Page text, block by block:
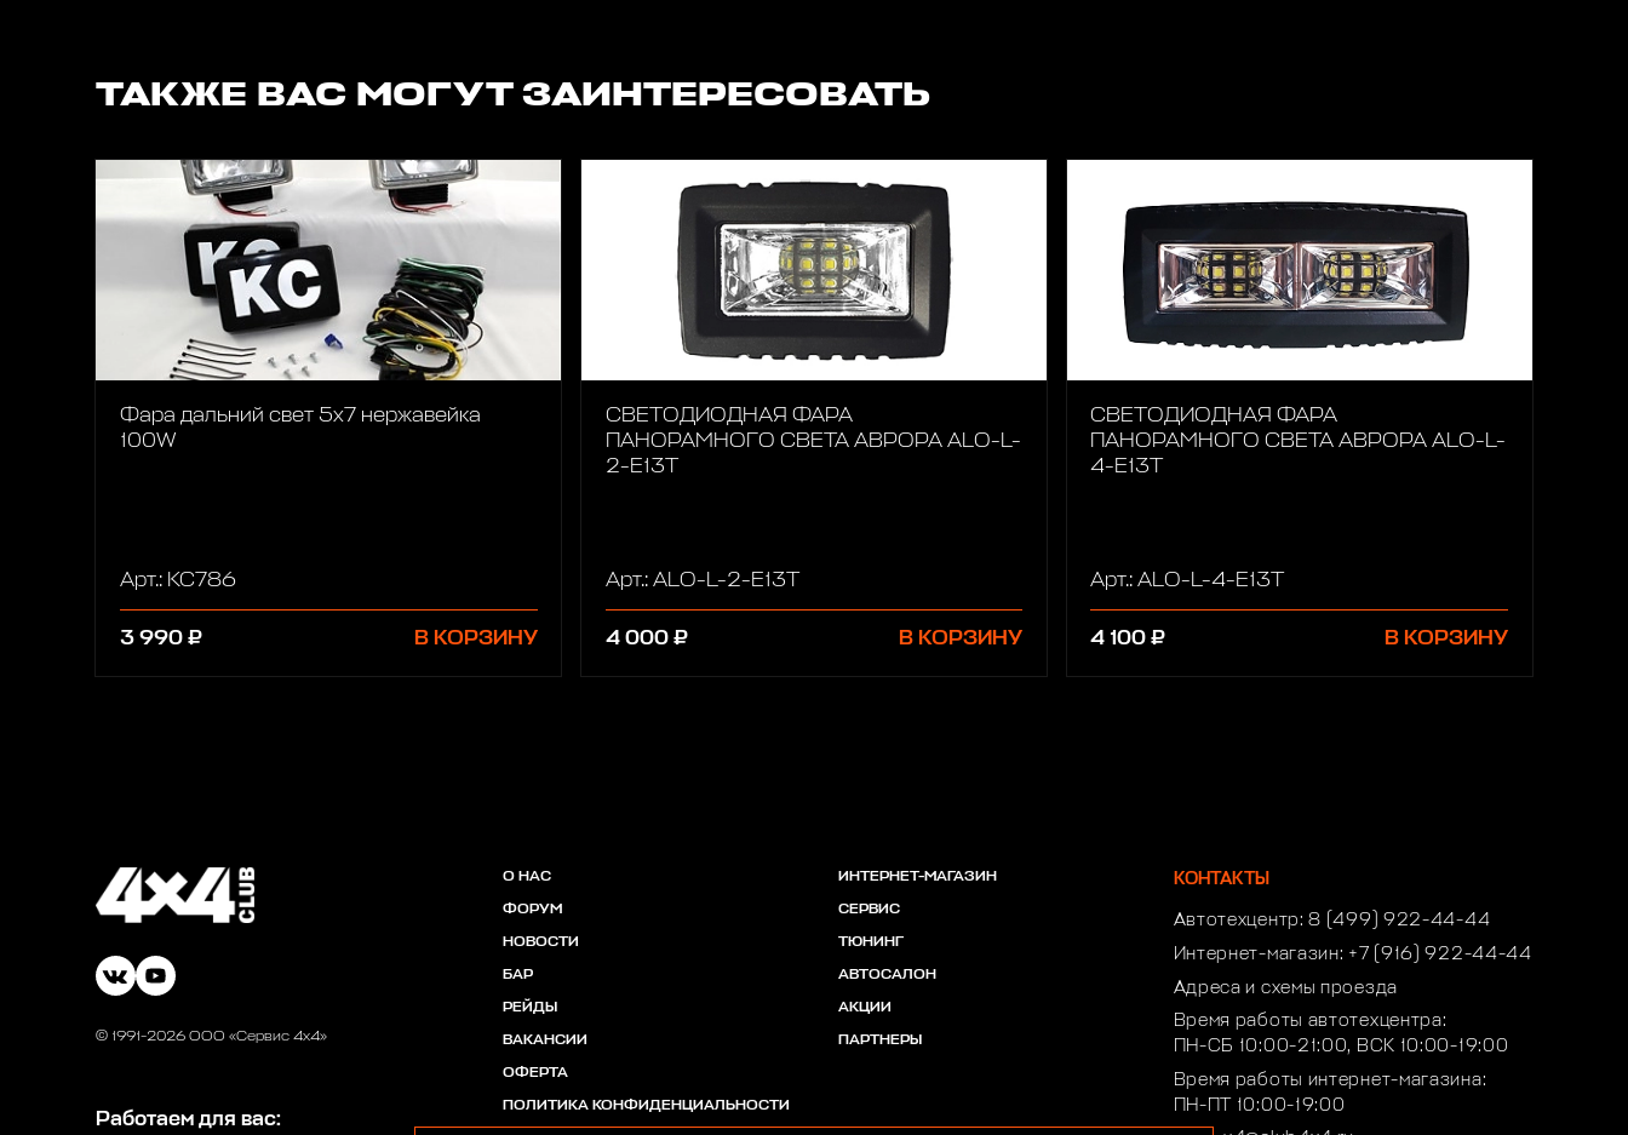
ТАКЖЕ ВАС МОГУТ ЗАИНТЕРЕСОВАТЬ
Фара дальний свет 5х7 нержавейка
100W
Арт.: KC786
3 990 ₽ В КОРЗИНУ
СВЕТОДИОДНАЯ ФАРА
ПАНОРАМНОГО СВЕТА АВРОРА ALO-L-
2-E13T
Арт.: ALO-L-2-E13T
4 000 ₽ В КОРЗИНУ
СВЕТОДИОДНАЯ ФАРА
ПАНОРАМНОГО СВЕТА АВРОРА ALO-L-
4-E13T
Арт.: ALO-L-4-E13T
4 100 ₽ В КОРЗИНУ
© 1991-2026 ООО «Сервис 4х4»
Работаем для вас:
О НАС
ФОРУМ
НОВОСТИ
БАР
РЕЙДЫ
ВАКАНСИИ
ОФЕРТА
ПОЛИТИКА КОНФИДЕНЦИАЛЬНОСТИ
ИНТЕРНЕТ-МАГАЗИН
СЕРВИС
ТЮНИНГ
АВТОСАЛОН
АКЦИИ
ПАРТНЕРЫ
КОНТАКТЫ
Автотехцентр:8 (499) 922-44-44
Интернет-магазин: +7 (916) 922-44-44
Адреса и схемы проезда
Время работы автотехцентра:
ПН-СБ 10:00-21:00, ВСК 10:00-19:00
Время работы интернет-магазина:
ПН-ПТ 10:00-19:00